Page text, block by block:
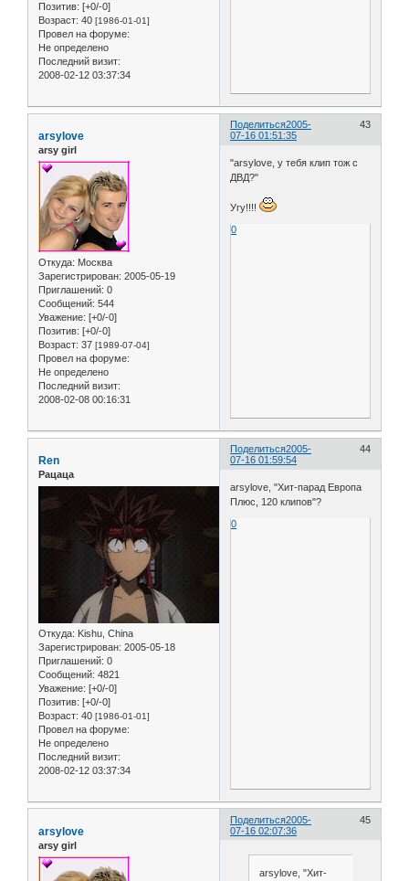
Позитив: [+0/-0]
Возраст: 40 [1986-01-01]
Провел на форуме:
Не определено
Последний визит:
2008-02-12 03:37:34
Поделиться 43
2005-
07-16 01:51:35
arsylove
arsy girl
Откуда: Москва
Зарегистрирован: 2005-05-19
Приглашений: 0
Сообщений: 544
Уважение: [+0/-0]
Позитив: [+0/-0]
Возраст: 37 [1989-07-04]
Провел на форуме:
Не определено
Последний визит:
2008-02-08 00:16:31
"аrsylove, у тебя клип тож с
ДВД?"
Угу!!!!
0
Поделиться 44
2005-
07-16 01:59:54
Ren
Рацаца
Откуда: Kishu, China
Зарегистрирован: 2005-05-18
Приглашений: 0
Сообщений: 4821
Уважение: [+0/-0]
Позитив: [+0/-0]
Возраст: 40 [1986-01-01]
Провел на форуме:
Не определено
Последний визит:
2008-02-12 03:37:34
arsylove, "Хит-парад Европа
Плюс, 120 клипов"?
0
Поделиться 45
2005-
07-16 02:07:36
arsylove
arsy girl
arsylove, "Хит-